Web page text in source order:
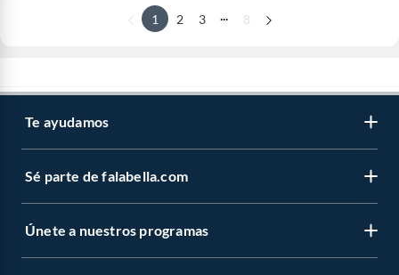
1 2 3 ... 8
Te ayudamos
Sé parte de falabella.com
Únete a nuestros programas